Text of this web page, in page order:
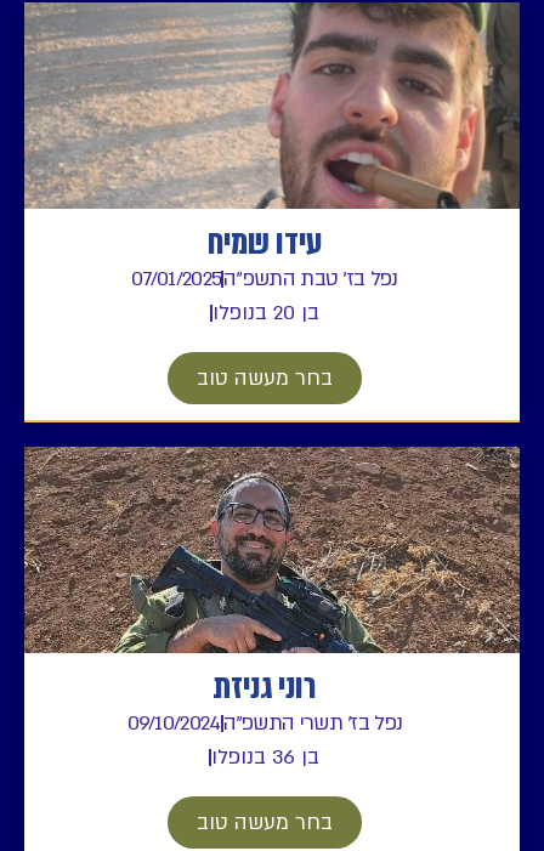
עידו שמיח
נפל בז' טבת התשפ"ה 07/01/2025
בחר מעשה טוב
רוני גניזת
נפל בז' תשרי התשפ"ה 09/10/2024
בחר מעשה טוב